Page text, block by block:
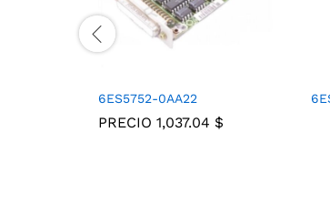
6ES5752-0AA22
PRECIO 1,037.04 $